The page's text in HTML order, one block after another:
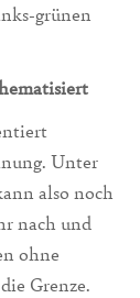
grünen
Unter
also noch
nach und
ohne
Grenze.